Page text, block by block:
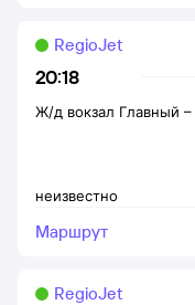
20:18
RegioJet
неизвестно
Ж/д вокзал Главный –
Маршрут
RegioJet